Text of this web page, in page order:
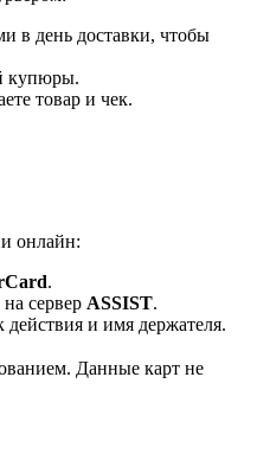
в день доставки, чтобы
купюры.
товар и чек.
онлайн:
.
сервер ASSIST.
и имя держателя.
Данные карт не